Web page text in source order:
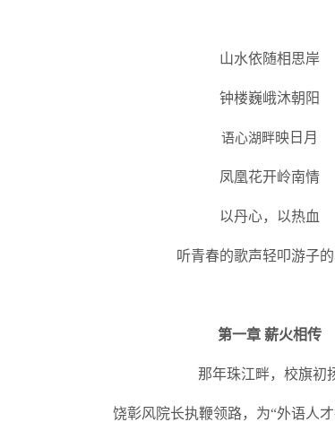
山水依随相思岸
钟楼巍峨沐朝阳
语心湖畔映日月
凤凰花开岭南情
以丹心，以热血
听青春的歌声轻叩游子
第一章 薪火相传
那年珠江畔，校旗初
饶彰风院长执鞭领路，为“外语人